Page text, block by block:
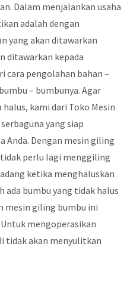
Dalam menjalankan usaha
adalah dengan
yang akan ditawarkan
ditawarkan kepada
cara pengolahan bahan –
– bumbunya. Agar
kami dari Toko Mesin
yang siap
Anda. Dengan mesin giling
tidak perlu lagi menggiling
ketika menghaluskan
ada bumbu yang tidak halus
mesin giling bumbu ini
mengoperasikan
tidak akan menyulitkan